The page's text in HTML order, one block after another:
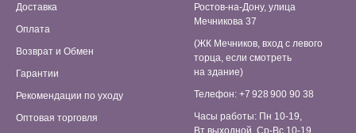
Доставка
Оплата
Возврат и Обмен
Гарантии
Рекомендации по уходу
Оптовая торговля
Ростов-на-Дону, улица
Мечникова 37
(ЖК Мечников, вход с левого
торца, если смотреть
на здание)
Телефон: +7 928 900 90 38
Часы работы: Пн 10-19,
Вт выходной, Ср-Вс 10-19